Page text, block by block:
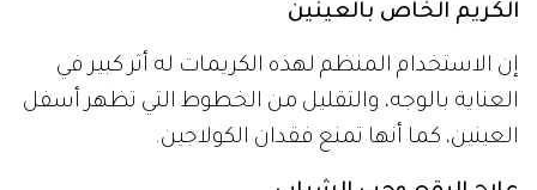
الكريم الخاص بالعينين
إن الاستخدام المنظم لهذه الكريمات له أثر كبير في
العناية بالوجه، والتقليل من الخطوط التي تظهر أسفل
العينين، كما أنها تمنع فقدان الكولاجين.